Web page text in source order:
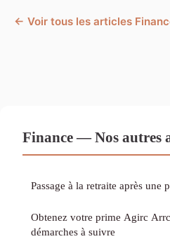
← Voir tous les articles
Finance — Nos autres
Passage à la retraite après une
Obtenez votre prime Agirc
démarches à suivre